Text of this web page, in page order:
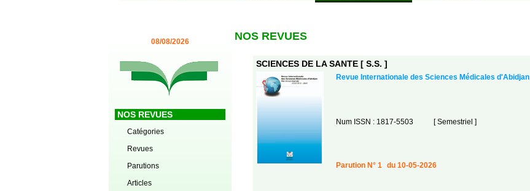
08/08/2026
NOS REVUES
Catégories
Revues
Parutions
Articles
NOS REVUES
SCIENCES DE LA SANTE [ S.S. ]
Revue Internationale des Sciences Médicales d'Abidjan
Num ISSN : 1817-5503 [ Semestriel ]
Parution N° 1 du 10-05-2026